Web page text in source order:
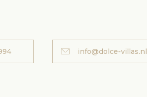
info@dolce-villas.nl